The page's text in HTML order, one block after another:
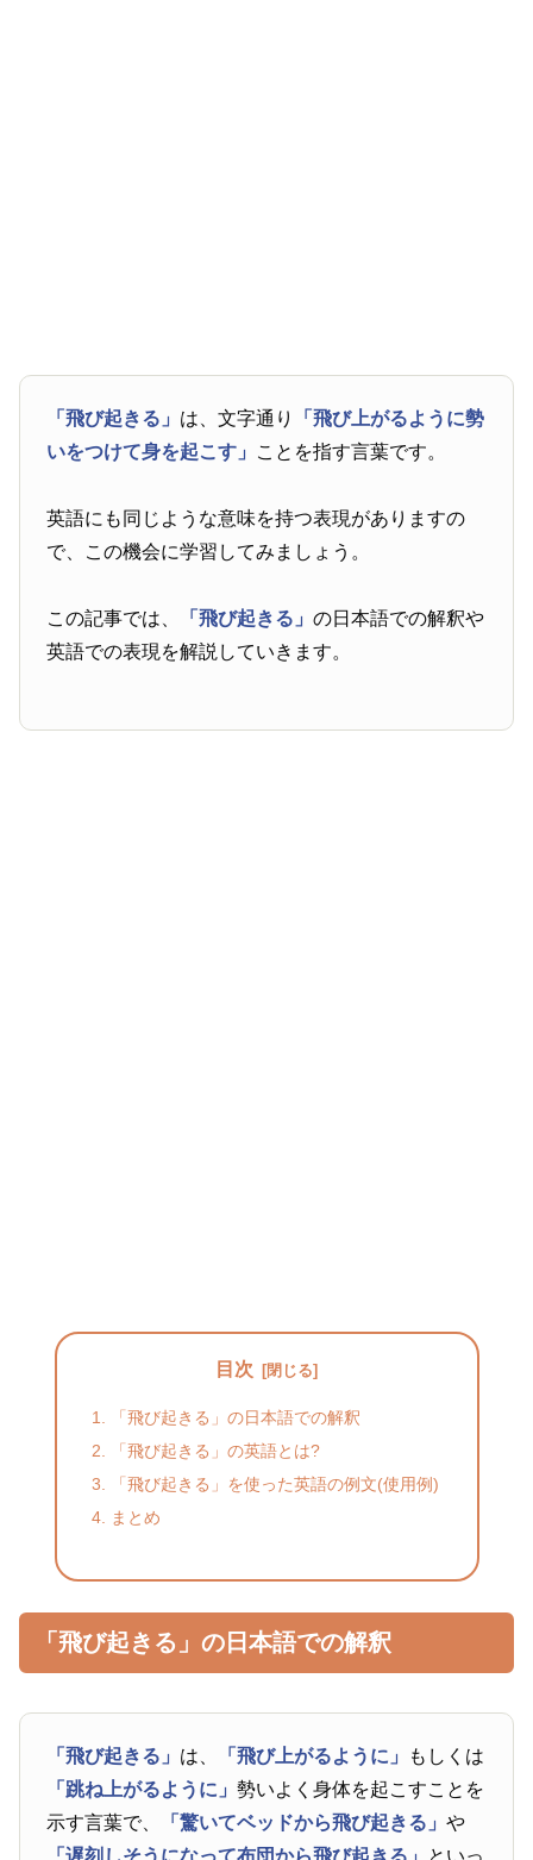
「飛び起きる」 は、文字通り
「飛び上がるように勢
いをつけて身を起こす」 ことを指す言葉です。
英語にも同じような意味を持つ表現がありますの
で、この機会に学習してみましょう。
この記事では、 「飛び起きる」の日本語での解釈や
英語での表現を解説していきます。
目次
「飛び起きる」の日本語での解釈
「飛び起きる」の英語とは?
「飛び起きる」を使った英語の例文(使用例)
まとめ
「飛び起きる」の日本語での解釈
「飛び起きる」 は、 「飛び上がるように」
もしくは
「跳ね上がるように」勢いよく身体を起こすことを
示す言葉で、
「驚いてベッドから飛び起きる」や